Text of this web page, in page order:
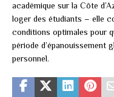
académique sur la Côte
loger des étudiants – elle
conditions optimales pour
période d’épanouissement
personnel.